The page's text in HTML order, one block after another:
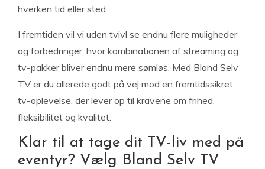
hverken tid eller sted.
I fremtiden vil vi uden tvivl se endnu flere muligheder
og forbedringer, hvor kombinationen af streaming og
tv-pakker bliver endnu mere sømløs. Med Bland Selv
TV er du allerede godt på vej mod en fremtidssikret
tv-oplevelse, der lever op til kravene om frihed,
fleksibilitet og kvalitet.
Klar til at tage dit TV-liv med på
eventyr? Vælg Bland Selv TV